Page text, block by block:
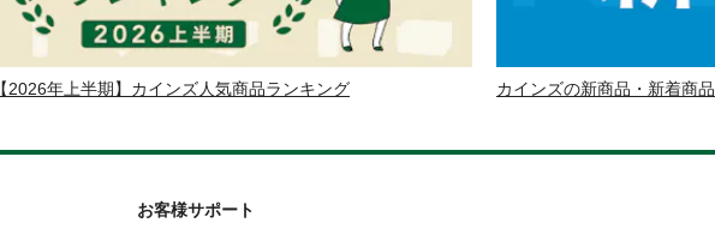
【2026年上半期】カインズ人気商品ランキング カインズの新商品・新着商品
お客様サポート